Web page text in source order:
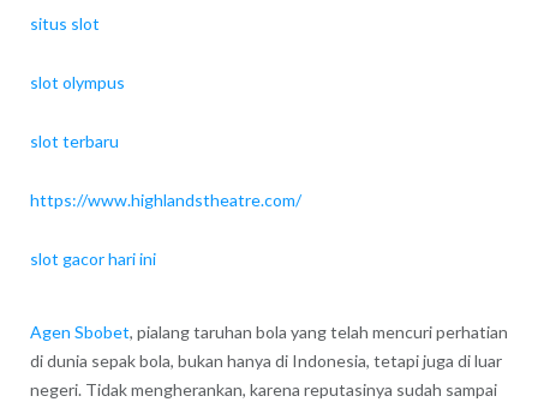
situs slot
slot olympus
slot terbaru
https://www.highlandstheatre.com/
slot gacor hari ini
Agen Sbobet, pialang taruhan bola yang telah mencuri perhatian
di dunia sepak bola, bukan hanya di Indonesia, tetapi juga di luar
negeri. Tidak mengherankan, karena reputasinya sudah sampai